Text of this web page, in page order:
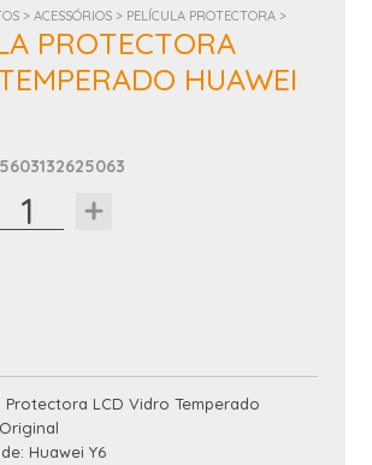
>ACESSÓRIOS > PELÍCULA PROTECTORA >
PROTECTORA
HUAWEI
5603132625063
Protectora LCD Vidro Temperado
Huawei Y6